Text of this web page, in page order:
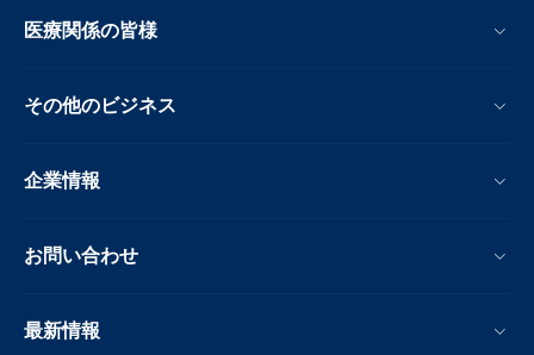
医療関係の皆様
その他のビジネス
企業情報
お問い合わせ
最新情報